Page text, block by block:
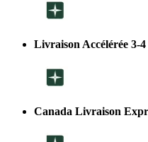
Livraison Accélérée 3-
Canada Livraison